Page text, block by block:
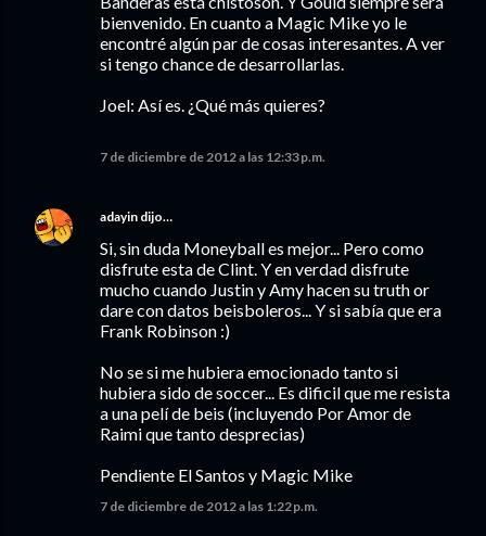
bienvenido. En cuanto a Magic Mike yo le
encontré algún par de cosas interesantes. A ver
si tengo chance de desarrollarlas.
Joel: Así es. ¿Qué más quieres?
7 de diciembre de 2012 a las 12:33 p.m.
adayin dijo…
Si, sin duda Moneyball es mejor... Pero como
disfrute esta de Clint. Y en verdad disfrute
mucho cuando Justin y Amy hacen su truth or
dare con datos beisboleros... Y si sabía que era
Frank Robinson :)
No se si me hubiera emocionado tanto si
hubiera sido de soccer... Es dificil que me resista
a una pelí de beis (incluyendo Por Amor de
Raimi que tanto desprecias)
Pendiente El Santos y Magic Mike
7 de diciembre de 2012 a las 1:22 p.m.